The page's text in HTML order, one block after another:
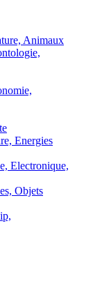
Animaux
Energies
Electronique,
Objets